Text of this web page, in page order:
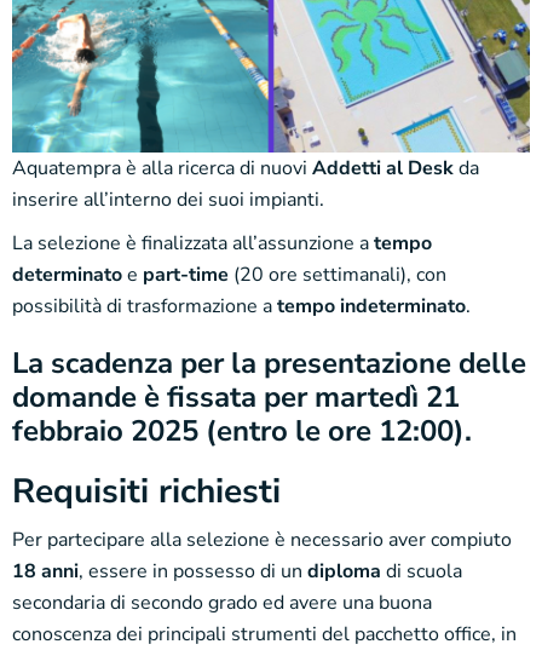
Aquatempra è alla ricerca di nuovi Addetti al Deskda
inserire all’interno dei suoi impianti.
La selezione è finalizzata all’assunzione atempo
determinatoe part-time (20 ore settimanali), con
possibilità di trasformazione atempo indeterminato.
La scadenza per la presentazione delle
domande è fissata per martedì 21
febbraio 2025 (entro le ore 12:00).
Requisiti richiesti
Per partecipare alla selezione è necessario aver compiuto
18 anni, essere in possesso di un diploma di scuola
secondaria di secondo grado ed avere una buona
conoscenza dei principali strumenti del pacchetto office, in